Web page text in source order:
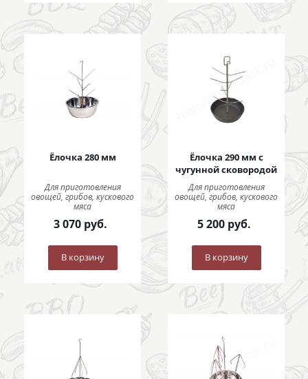
Ёлочка 280 мм
Для приготовления
овощей, грибов, кускового
мяса
3 070руб.
В корзину
Ёлочка 290 мм с
чугунной сковородой
Для приготовления
овощей, грибов, кускового
мяса
5 200руб.
В корзину